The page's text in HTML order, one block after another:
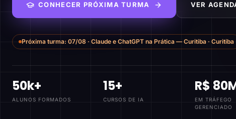
CONHECER PRÓXIMA TURMA VER
Próxima turma: 07/08 · Claude e ChatGPT na Prática — Curitiba · Curitiba
50k+
ALUNOS FORMADOS
15+
CURSOS DE IA
R$
EM TRÁFEGO
GERENCIADO